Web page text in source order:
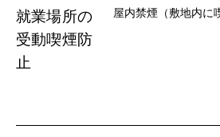
就業場所の
受動喫煙防
止
屋内禁煙（敷地内に